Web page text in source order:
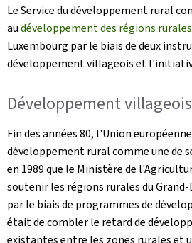
Le Service du développement rural
audéveloppement des régions rurales
Luxembourg par le biais de deux
développement villageois et
Développement villageois
Fin des années 80, l'Union
développement rural comme une de
en 1989 que le Ministère de
soutenir les régions rurales du Grand-
par le biais de programmes de
était de combler le retard de
existantes entre les zones rurales et